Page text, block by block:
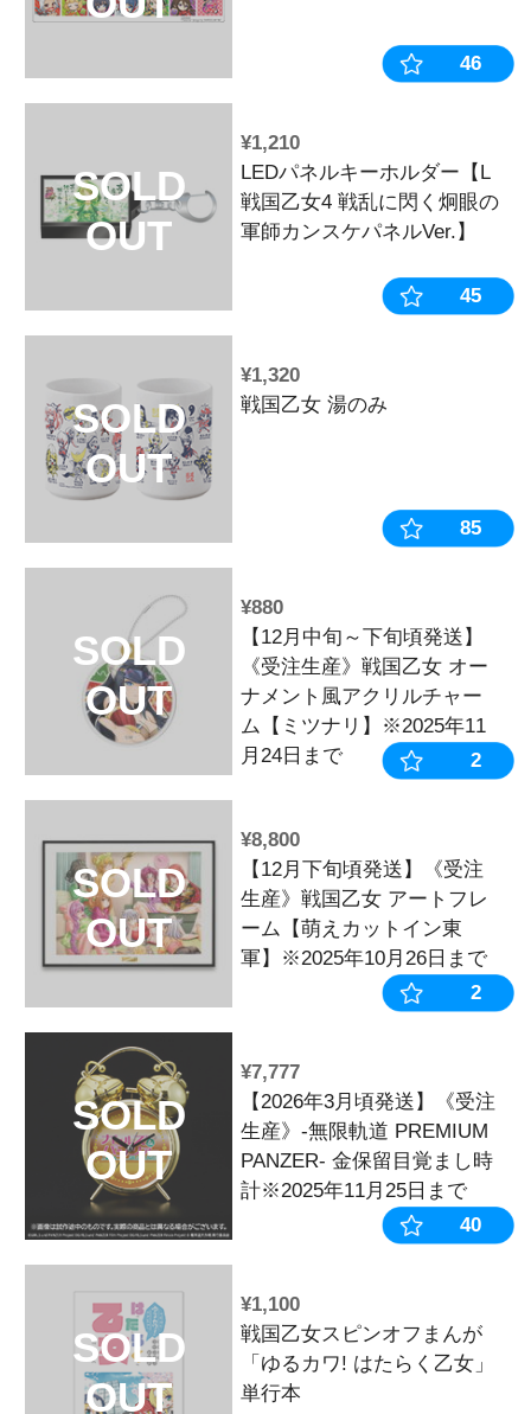
OUT
ト【ちびキャ
SOLD
OUT
¥1,430
キャラ】
SOLD
OUT
¥4,180
P戦国乙女7
～ オリジナ
ック【初回限
SOLD
OUT
¥1,320
SOLD
¥1,100
キュイン萌ー